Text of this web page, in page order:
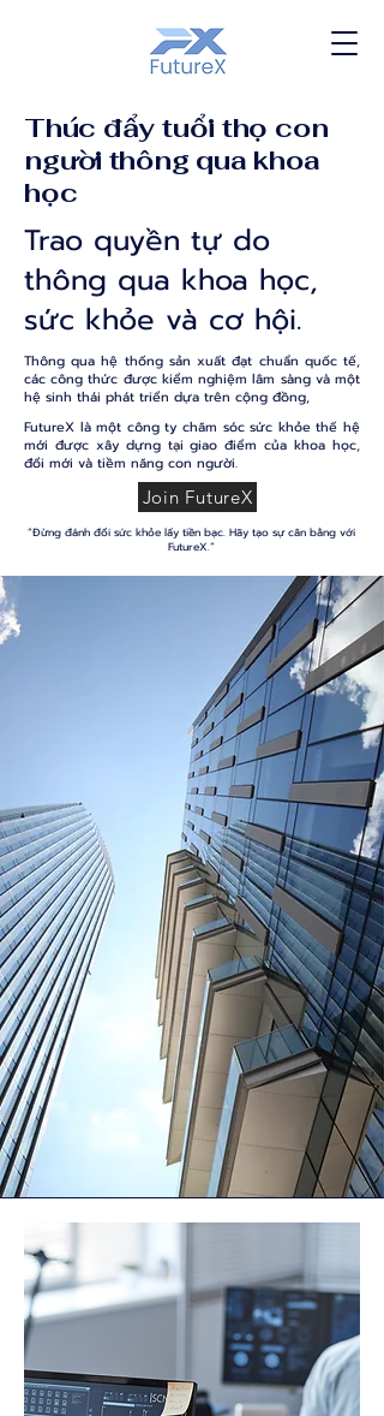
Thúc đẩy tuổi thọ con
người thông qua khoa
học
Trao quyền tự do
thông qua khoa học,
sức khỏe và cơ hội.
Thông qua hệ thống sản xuất đạt chuẩn quốc tế,
các công thức được kiểm nghiệm lâm sàng và một
hệ sinh thái phát triển dựa trên cộng đồng,
FutureX là một công ty chăm sóc sức khỏe thế hệ
mới được xây dựng tại giao điểm của khoa học,
đổi mới và tiềm năng con người.
Join FutureX
“Đừng đánh đổi sức khỏe lấy tiền bạc. Hãy tạo sự cân bằng với
FutureX.”
Tham gia FutureX